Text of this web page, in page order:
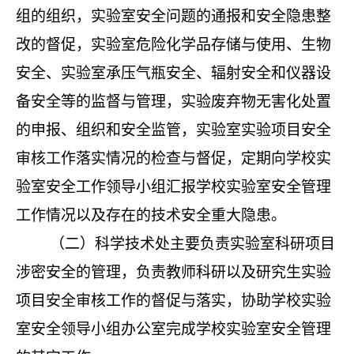
组的组织，实验室安全问题的通报和安全隐患整
改的督促，实验室危险化学品存储与使用、生物
安全、实验室承压气瓶安全、辐射安全和仪器设
备安全等的监督与管理，实验废弃物无害化处置
的申报、组织和安全监管，实验室实验项目安全
审核工作落实情况的检查与督促，定期向学校实
验室安全工作领导小组汇报学校实验室安全管理
工作情况以及存在的技术安全重大隐患。
（二）科学技术处主要负责实验室科研项目
涉密安全的管理，负责教师科研以及研究生实验
项目安全审核工作的督促与落实，协助学校实验
室安全领导小组办公室完成学校实验室安全管理